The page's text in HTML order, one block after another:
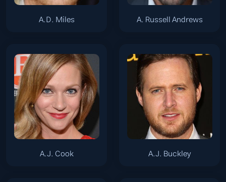
A. Russell Andrews
A.D. Miles
A.J. Buckley
A.J. Cook